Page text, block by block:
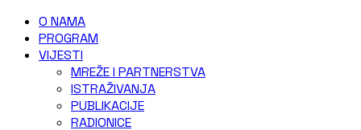
O NAMA
‎PROGRAM
VIJESTI
MREŽE I PARTNERSTVA
ISTRAŽIVANJA
PUBLIKACIJE
RADIONICE